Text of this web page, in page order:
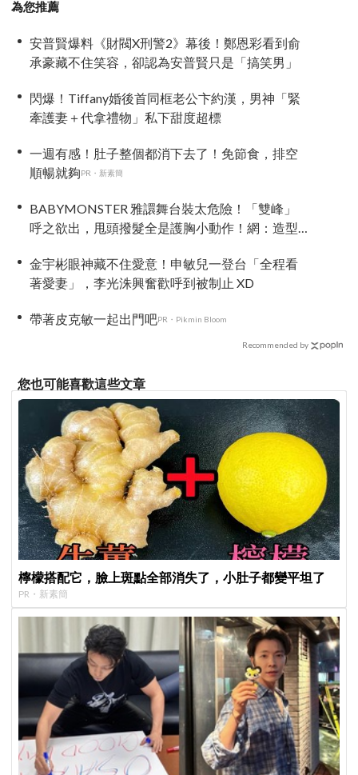
為您推薦
安普賢爆料《財閥X刑警2》幕後！鄭恩彩看到俞
承豪藏不住笑容，卻認為安普賢只是「搞笑男」
閃爆！Tiffany婚後首同框老公卞約漢，男神「緊
牽護妻＋代拿禮物」私下甜度超標
一週有感！肚子整個都消下去了！免節食，排空
順暢就夠PR・新素簡
BABYMONSTER 雅譞舞台裝太危險！「雙峰」
呼之欲出，甩頭撥髮全是護胸小動作！網：造型
金宇彬眼神藏不住愛意！申敏兒一登台「全程看
著愛妻」，李光洙興奮歡呼到被制止 XD
帶著皮克敏一起出門吧PR・Pikmin Bloom
Recommended by
您也可能喜歡這些文章
檸檬搭配它，臉上斑點全部消失了，小肚子都變平坦了
PR・新素簡